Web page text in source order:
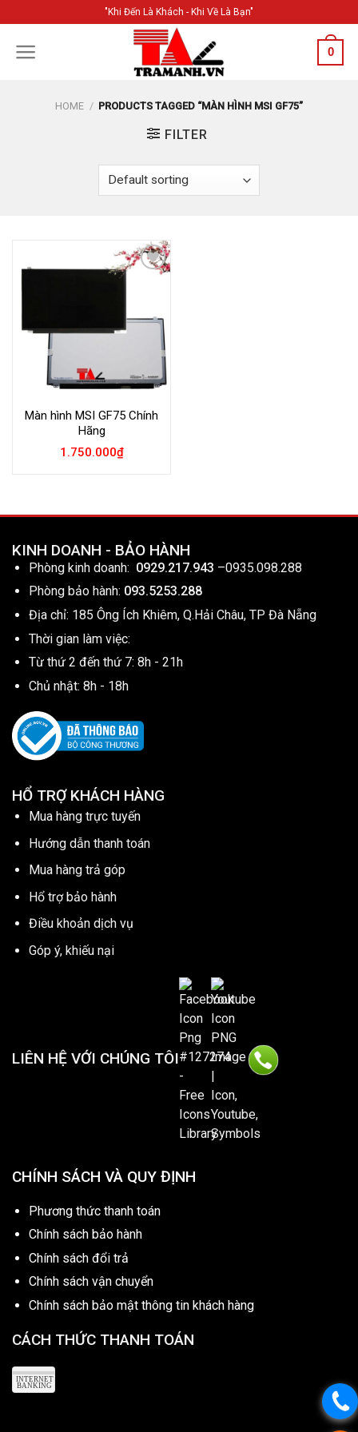
content
"Khi Đến Là Khách - Khi Về Là Bạn"
0
HOME / PRODUCTS TAGGED “MÀN HÌNH MSI GF75”
FILTER
Màn hình MSI GF75 Chính
Hãng
1.750.000₫
KINH DOANH - BẢO HÀNH
Phòng kinh doanh: 0929.217.943 –0935.098.288
Phòng bảo hành: 093.5253.288
Địa chỉ: 185 Ông Ích Khiêm, Q.Hải Châu, TP Đà Nẵng
Thời gian làm việc:
Từ thứ 2 đến thứ 7: 8h - 21h
Chủ nhật: 8h - 18h
HỔ TRỢ KHÁCH HÀNG
Mua hàng trực tuyến
Hướng dẫn thanh toán
Mua hàng trả góp
Hổ trợ bảo hành
Điều khoản dịch vụ
Góp ý, khiếu nại
LIÊN HỆ VỚI CHÚNG TÔI
CHÍNH SÁCH VÀ QUY ĐỊNH
Phương thức thanh toán
Chính sách bảo hành
Chính sách đổi trả
Chính sách vận chuyển
Chính sách bảo mật thông tin khách hàng
CÁCH THỨC THANH TOÁN